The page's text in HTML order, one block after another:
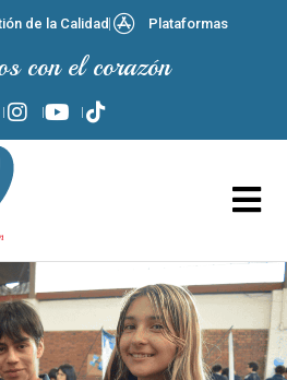
de la Calidad Plataformas
con el corazón